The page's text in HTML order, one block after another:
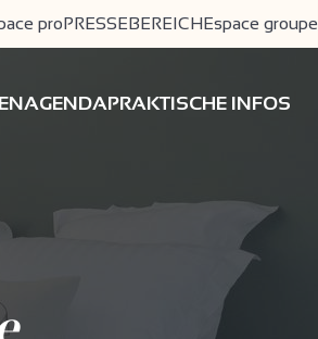
proPRESSEBEREICHEspace groupe
AGENDAPRAKTISCHE INFOS